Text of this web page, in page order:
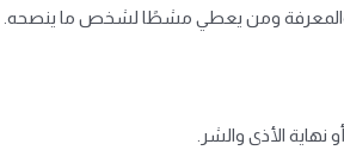
والمعرفة ومن يعطي مشطًا لشخص ما ينصحه.
الأذى والشر.